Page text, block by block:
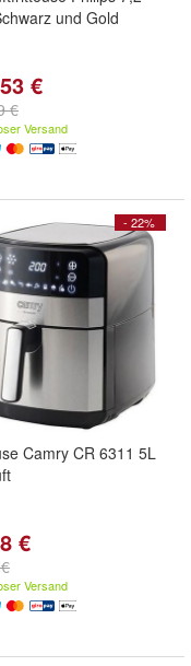
und Gold
€
€
Versand
- 22%
Camry CR 6311 5L
€
Versand